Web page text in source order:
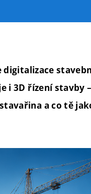
digitalizace
3D řízení stavby
a co tě